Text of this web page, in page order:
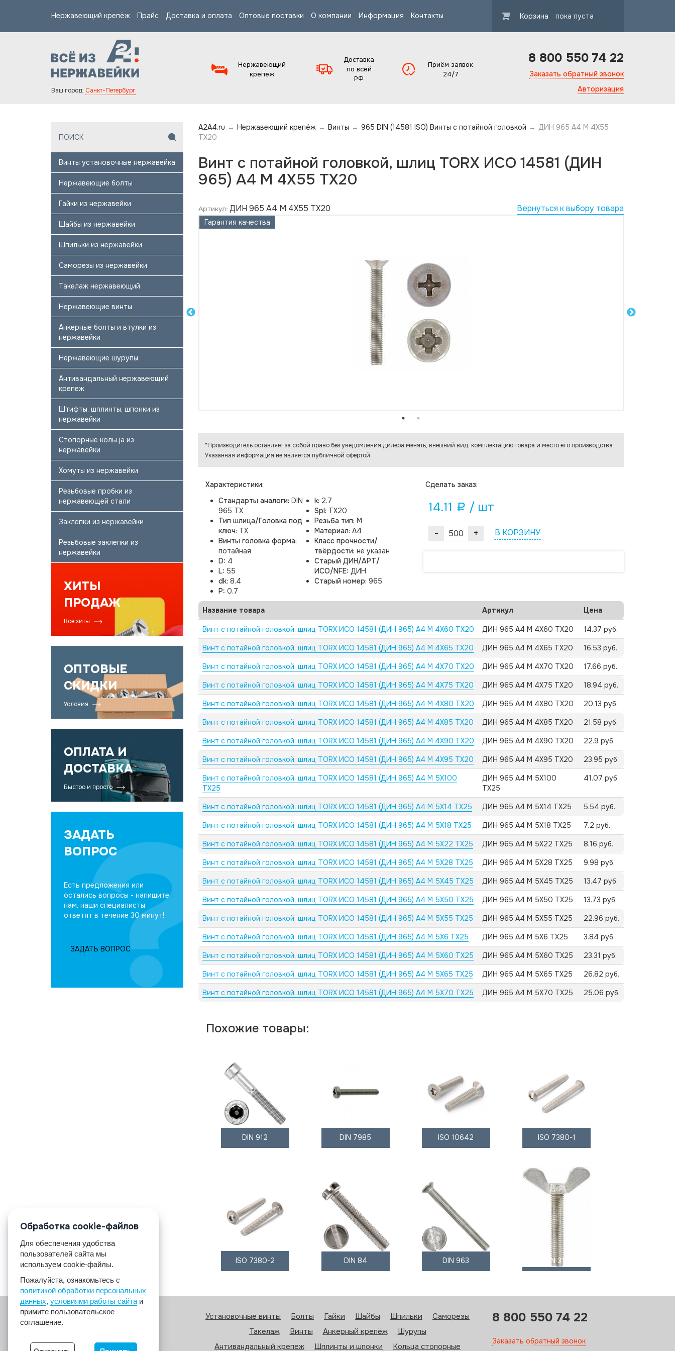
Нержавеющий крепёж Прайс Доставка и оплата Оптовые поставки О компании Информация Контакты Корзина пока пуста
Ваш город: Санкт-Петербург
Нержавеющий
крепеж
Доставка
по всей
РФ
Приём заявок
24/7
8 800 550 74 22
Заказать обратный звонок
Авторизация
Винты установочные нержавейка
Нержавеющие болты
Гайки из нержавейки
Шайбы из нержавейки
Шпильки из нержавейки
Саморезы из нержавейки
Такелаж нержавеющий
Нержавеющие винты
Анкерные болты и втулки из
нержавейки
Нержавеющие шурупы
Антивандальный нержавеющий
крепеж
Штифты, шплинты, шпонки из
нержавейки
Стопорные кольца из
нержавейки
Хомуты из нержавейки
Резьбовые пробки из
нержавеющей стали
Заклепки из нержавейки
Резьбовые заклепки из
нержавейки
ХИТЫ
ПРОДАЖ
Все хиты
ОПТОВЫЕ
СКИДКИ
Условия
ОПЛАТА И
ДОСТАВКА
Быстро и просто
ЗАДАТЬ
ВОПРОС
Есть предложения или
остались вопросы - напишите
нам, наши специалисты
ответят в течение 30 минут!
ЗАДАТЬ ВОПРОС
A2A4.ru → Нержавеющий крепёж → Винты → 965 DIN (14581 ISO) Винты с потайной головкой → ДИН 965 А4 M 4X55
TX20
Винт с потайной головкой, шлиц TORX ИСО 14581 (ДИН
965) А4 M 4X55 TX20
Артикул:ДИН 965 А4 M 4X55 TX20 Вернуться к выбору товара
Гарантия качества
Характеристики:
Стандарты аналоги: DIN
965 TX
Тип шлица/Головка под
ключ: TX
Винты головка форма:
потайная
D: 4
L: 55
dk: 8.4
P: 0.7
k: 2.7
Spl: TX20
Резьба тип: M
Материал: A4
Класс прочности/
твёрдости: не указан
Старый ДИН/АРТ/
ИСО/NFE: ДИН
Старый номер: 965
Cделать заказ:
14.11 a / шт
- + В КОРЗИНУ
*Производитель оставляет за собой право без уведомления дилера менять, внешний вид, комплектацию товара и место его производства.
Указанная информация не является публичной офертой
Название товара Артикул Цена
Винт с потайной головкой, шлиц TORX ИСО 14581 (ДИН 965) А4 M 4X60 TX20 ДИН 965 А4 M 4X60 TX20 14.37 руб.
Винт с потайной головкой, шлиц TORX ИСО 14581 (ДИН 965) А4 M 4X65 TX20 ДИН 965 А4 M 4X65 TX20 16.53 руб.
Винт с потайной головкой, шлиц TORX ИСО 14581 (ДИН 965) А4 M 4X70 TX20 ДИН 965 А4 M 4X70 TX20 17.66 руб.
Винт с потайной головкой, шлиц TORX ИСО 14581 (ДИН 965) А4 M 4X75 TX20 ДИН 965 А4 M 4X75 TX20 18.94 руб.
Винт с потайной головкой, шлиц TORX ИСО 14581 (ДИН 965) А4 M 4X80 TX20 ДИН 965 А4 M 4X80 TX20 20.13 руб.
Винт с потайной головкой, шлиц TORX ИСО 14581 (ДИН 965) А4 M 4X85 TX20 ДИН 965 А4 M 4X85 TX20 21.58 руб.
Винт с потайной головкой, шлиц TORX ИСО 14581 (ДИН 965) А4 M 4X90 TX20 ДИН 965 А4 M 4X90 TX20 22.9 руб.
Винт с потайной головкой, шлиц TORX ИСО 14581 (ДИН 965) А4 M 4X95 TX20 ДИН 965 А4 M 4X95 TX20 23.95 руб.
Винт с потайной головкой, шлиц TORX ИСО 14581 (ДИН 965) А4 M 5X100
TX25
ДИН 965 А4 M 5X100
TX25
41.07 руб.
Винт с потайной головкой, шлиц TORX ИСО 14581 (ДИН 965) А4 M 5X14 TX25 ДИН 965 А4 M 5X14 TX25 5.54 руб.
Винт с потайной головкой, шлиц TORX ИСО 14581 (ДИН 965) А4 M 5X18 TX25 ДИН 965 А4 M 5X18 TX25 7.2 руб.
Винт с потайной головкой, шлиц TORX ИСО 14581 (ДИН 965) А4 M 5X22 TX25 ДИН 965 А4 M 5X22 TX25 8.16 руб.
Винт с потайной головкой, шлиц TORX ИСО 14581 (ДИН 965) А4 M 5X28 TX25 ДИН 965 А4 M 5X28 TX25 9.98 руб.
Винт с потайной головкой, шлиц TORX ИСО 14581 (ДИН 965) А4 M 5X45 TX25 ДИН 965 А4 M 5X45 TX25 13.47 руб.
Винт с потайной головкой, шлиц TORX ИСО 14581 (ДИН 965) А4 M 5X50 TX25 ДИН 965 А4 M 5X50 TX25 13.73 руб.
Винт с потайной головкой, шлиц TORX ИСО 14581 (ДИН 965) А4 M 5X55 TX25 ДИН 965 А4 M 5X55 TX25 22.96 руб.
Винт с потайной головкой, шлиц TORX ИСО 14581 (ДИН 965) А4 M 5X6 TX25 ДИН 965 А4 M 5X6 TX25 3.84 руб.
Винт с потайной головкой, шлиц TORX ИСО 14581 (ДИН 965) А4 M 5X60 TX25 ДИН 965 А4 M 5X60 TX25 23.31 руб.
Винт с потайной головкой, шлиц TORX ИСО 14581 (ДИН 965) А4 M 5X65 TX25 ДИН 965 А4 M 5X65 TX25 26.82 руб.
Винт с потайной головкой, шлиц TORX ИСО 14581 (ДИН 965) А4 M 5X70 TX25 ДИН 965 А4 M 5X70 TX25 25.06 руб.
Похожие товары:
DIN 912 DIN 7985 ISO 10642 ISO 7380-1
ISO 7380-2 DIN 84 DIN 963 DIN 316
Установочные винты Болты Гайки Шайбы Шпильки
Саморезы
Такелаж
Винты Анкерный крепёж
Шурупы
Антивандальный крепеж
Шплинты и шпонки Кольца стопорные
8 800 550 74 22
Заказать обратный звонок
Обработка cookie-файлов
Для обеспечения удобства
пользователей сайта мы
используем cookie-файлы.
Пожалуйста, ознакомьтесь с
политикой обработки персональных
данных, условиями работы сайта и
примите пользовательское
соглашение.